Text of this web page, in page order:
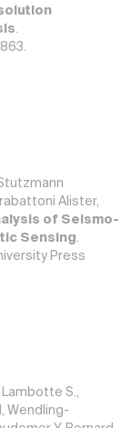
.
Alister,
of Seismo-
Sensing.
Press
Lambotte S.,
Wendling-